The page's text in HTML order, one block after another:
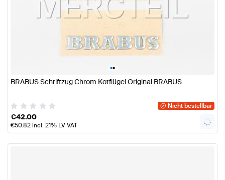
••
BRABUS Schriftzug Chrom Kotflügel Original BRABUS
Nicht bestellbar
€42.00
€50.82incl. 21% LV VAT